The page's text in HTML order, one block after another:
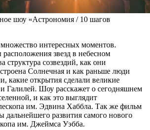
шоу «Астрономия / 10 шагов
интересных моментов.
звезд в небесном
структура созвездий, как они
Солнечная и как раньше люди
какие открытия сделали великие
Галилей. Шоу расскажет о сегодняшнем
и как это выглядит
им. Эдвина Хаббла. Так же фильм
дальнейшего развития самого нового
им. Джеймса Уэбба.